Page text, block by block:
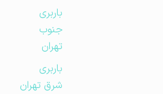
باربری
جنوب
تهران
باربری
شرق تهران